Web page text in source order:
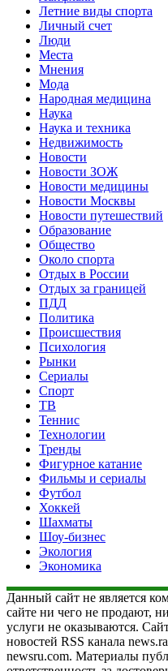
Летние виды спорта
Личный счет
Люди
Места
Мнения
Мода
Народная медицина
Наука
Наука и техника
Недвижимость
Новости
Новости ЗОЖ
Новости медицины
Новости Москвы
Новости путешествий
Образование
Общество
Около спорта
Отдых в России
Отдых за границей
ПДД
Политика
Происшествия
Психология
Рынки
Сериалы
Спорт
ТВ
Теннис
Технологии
Тренды
Фигурное катание
Фильмы и сериалы
Футбол
Хоккей
Шахматы
Шоу-бизнес
Экология
Экономика
Данный сайт не является
сайте ни чего не продают,
услуги не оказываются.
новостей RSS канала
newsru.com. Материалы